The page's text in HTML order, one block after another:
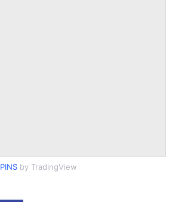
PINSby TradingView